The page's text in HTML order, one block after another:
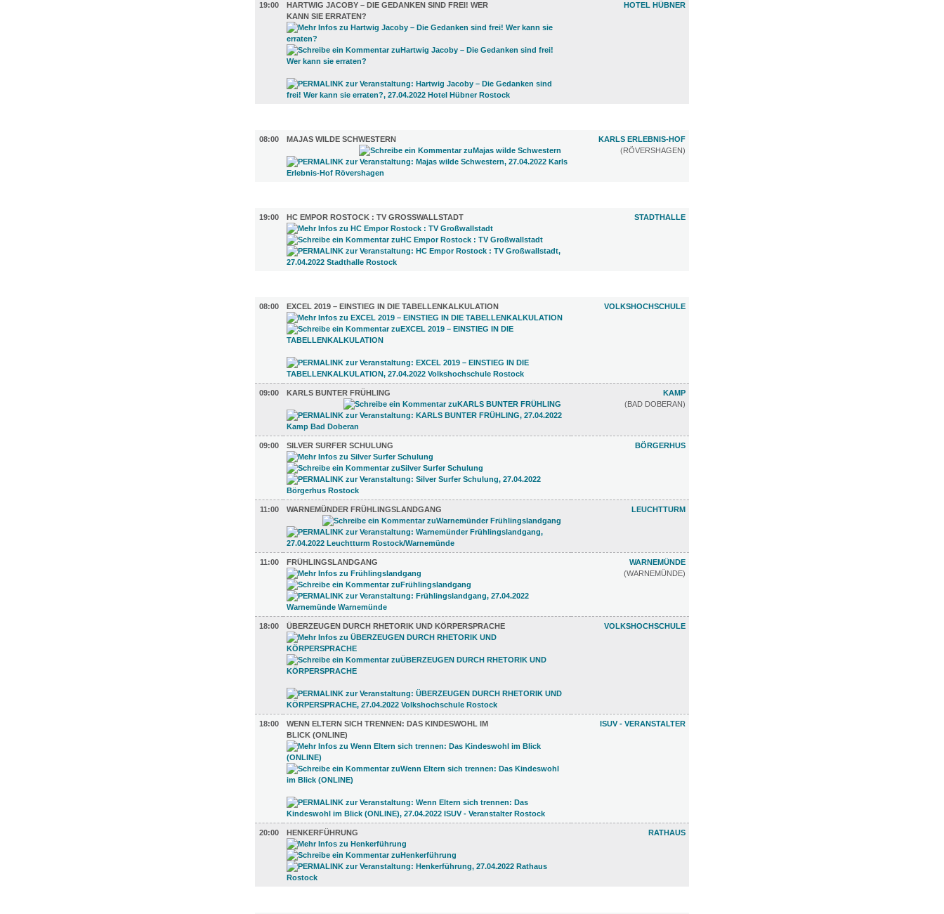
19:00
HARTWIG JACOBY – DIE GEDANKEN SIND FREI! WER
KANN SIE ERRATEN?
HOTEL HÜBNER
08:00
MAJAS WILDE SCHWESTERN
KARLS ERLEBNIS-HOF
(RÖVERSHAGEN)
19:00
HC EMPOR ROSTOCK : TV GROSSWALLSTADT STADTHALLE
08:00
EXCEL 2019 – EINSTIEG IN DIE TABELLENKALKULATION VOLKSHOCHSCHULE
09:00 KARLS BUNTER FRÜHLING
KAMP
(BAD DOBERAN)
09:00 SILVER SURFER SCHULUNG BÖRGERHUS
11:00 WARNEMÜNDER FRÜHLINGSLANDGANG LEUCHTTURM
11:00 FRÜHLINGSLANDGANG
WARNEMÜNDE
(WARNEMÜNDE)
18:00 ÜBERZEUGEN DURCH RHETORIK UND KÖRPERSPRACHE VOLKSHOCHSCHULE
18:00
WENN ELTERN SICH TRENNEN: DAS KINDESWOHL IM
BLICK (ONLINE)
ISUV - VERANSTALTER
20:00 HENKERFÜHRUNG RATHAUS